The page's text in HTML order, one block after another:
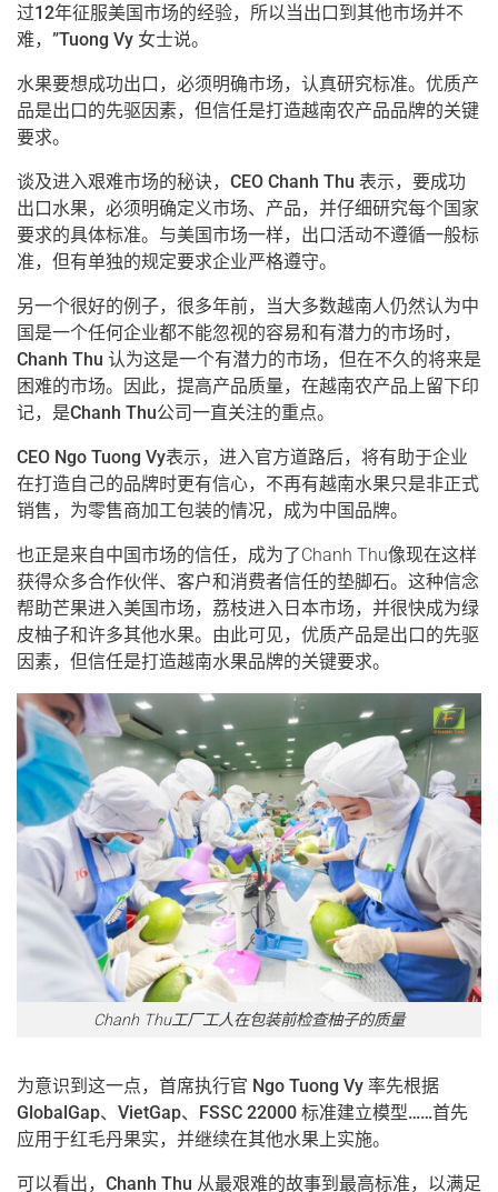
过12年征服美国市场的经验，所以当出口到其他市场并不
难，”Tuong Vy 女士说。
水果要想成功出口，必须明确市场，认真研究标准。优质产
品是出口的先驱因素，但信任是打造越南农产品品牌的关键
要求。
谈及进入艰难市场的秘诀，CEO Chanh Thu 表示，要成功
出口水果，必须明确定义市场、产品，并仔细研究每个国家
要求的具体标准。与美国市场一样，出口活动不遵循一般标
准，但有单独的规定要求企业严格遵守。
另一个很好的例子，很多年前，当大多数越南人仍然认为中
国是一个任何企业都不能忽视的容易和有潜力的市场时，
Chanh Thu 认为这是一个有潜力的市场，但在不久的将来是
困难的市场。因此，提高产品质量，在越南农产品上留下印
记，是Chanh Thu公司一直关注的重点。
CEO Ngo Tuong Vy表示，进入官方道路后，将有助于企业
在打造自己的品牌时更有信心，不再有越南水果只是非正式
销售，为零售商加工包装的情况，成为中国品牌。
也正是来自中国市场的信任，成为了Chanh Thu像现在这样
获得众多合作伙伴、客户和消费者信任的垫脚石。这种信念
帮助芒果进入美国市场，荔枝进入日本市场，并很快成为绿
皮柚子和许多其他水果。由此可见，优质产品是出口的先驱
因素，但信任是打造越南水果品牌的关键要求。
Chanh Thu工厂工人在包装前检查柚子的质量
为意识到这一点，首席执行官 Ngo Tuong Vy 率先根据
GlobalGap、VietGap、FSSC 22000 标准建立模型……首先
应用于红毛丹果实，并继续在其他水果上实施。
可以看出，Chanh Thu 从最艰难的故事到最高标准，以满足